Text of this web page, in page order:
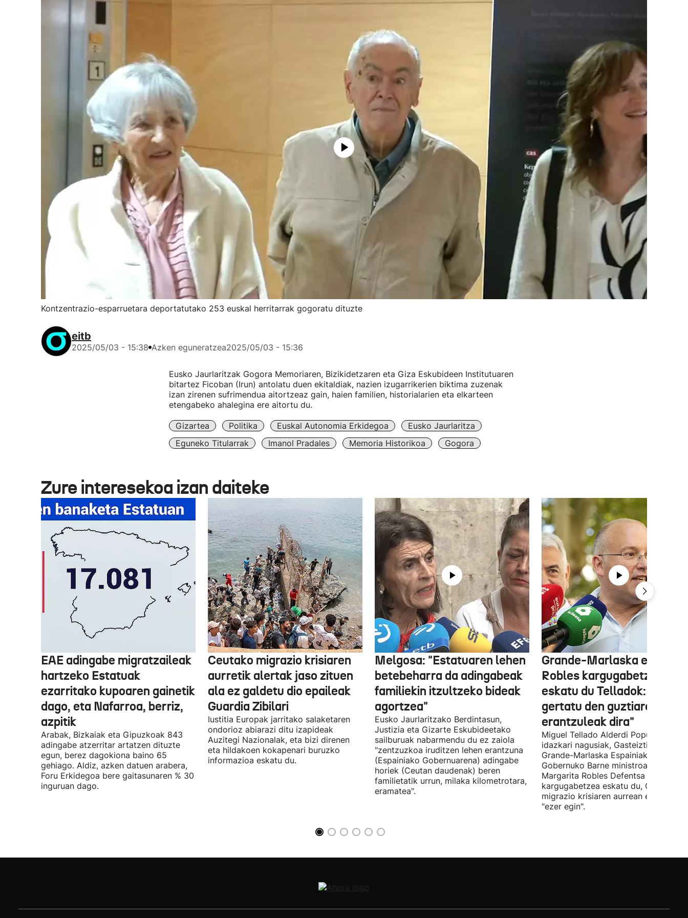
Kontzentrazio-esparruetara deportatutako 253 euskal herritarrak gogoratu dituzte
eitb
2025/05/03 - 15:38 Azken eguneratzea2025/05/03 - 15:36
Eusko Jaurlaritzak Gogora Memoriaren, Bizikidetzaren eta Giza Eskubideen Institutuaren
bitartez Ficoban (Irun) antolatu duen ekitaldiak, nazien izugarrikerien biktima zuzenak
izan zirenen sufrimendua aitortzeaz gain, haien familien, historialarien eta elkarteen
etengabeko ahalegina ere aitortu du.
Gizartea Politika Euskal Autonomia Erkidegoa
Eusko Jaurlaritza
Eguneko Titularrak
Imanol Pradales Memoria Historikoa Gogora
Zure interesekoa izan daiteke
EAE adingabe migratzaileak
hartzeko Estatuak
ezarritako kupoaren gainetik
dago, eta Nafarroa, berriz,
azpitik
Arabak, Bizkaiak eta Gipuzkoak 843
adingabe atzerritar artatzen dituzte
egun, berez dagokiona baino 65
gehiago. Aldiz, azken datuen arabera,
Foru Erkidegoa bere gaitasunaren % 30
inguruan dago.
Ceutako migrazio krisiaren
aurretik alertak jaso zituen
ala ez galdetu dio epaileak
Guardia Zibilari
Iustitia Europak jarritako salaketaren
ondorioz abiarazi ditu izapideak
Auzitegi Nazionalak, eta bizi direnen
eta hildakoen kokapenari buruzko
informazioa eskatu du.
Melgosa: "Estatuaren lehen
betebeharra da adingabeak
familiekin itzultzeko bideak
agortzea"
Eusko Jaurlaritzako Berdintasun,
Justizia eta Gizarte Eskubideetako
sailburuak nabarmendu du ez zaiola
"zentzuzkoa iruditzen lehen erantzuna
(Espainiako Gobernuarena) adingabe
horiek (Ceutan daudenak) beren
familietatik urrun, milaka kilometrotara,
eramatea".
Grande-Marlaska eta
Robles kargugabetzea
eskatu du Telladok:
gertatu den guztiaren
erantzuleak dira"
Miguel Tellado Alderdi Popularraren
idazkari nagusiak, Gasteiztik,
Grande-Marlaska Espainiako
Gobernuko Barne ministroa eta
Margarita Robles Defentsa ministroa
kargugabetzea eskatu du, Ceutako
migrazio krisiaren aurrean ez
"ezer egin".